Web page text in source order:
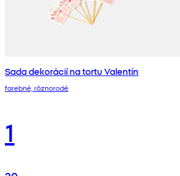
Sada dekorácií na tortu Valentín
farebné, rôznorodé
1